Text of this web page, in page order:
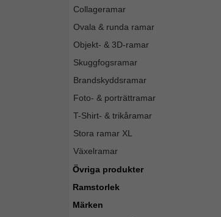
Collageramar
Ovala & runda ramar
Objekt- & 3D-ramar
Skuggfogsramar
Brandskyddsramar
Foto- & porträttramar
T-Shirt- & trikåramar
Stora ramar XL
Växelramar
Övriga produkter
Ramstorlek
Märken